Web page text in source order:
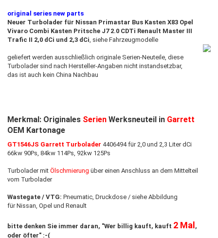
original series new parts​
Neuer Turbolader für Nissan Primastar Bus Kasten X83 Opel
Vivaro Combi Kasten Pritsche J7 2.0 CDTi Renault Master III
Trafic II 2,0 dCi und 2,3 dCi , siehe Fahrzeugmodelle
geliefert werden ausschließlich originale Serien-Neuteile, diese
Turbolader sind nach Hersteller-Angaben nicht instandsetzbar,
das ist auch ​kein China Nachbau
Merkmal: Originales Serien Werksneuteil in Garrett
OEM Kartonage
GT1546JS Garrett Turbolader 4406494 für 2,0 und 2,3 Liter dCi
66kw 90Ps, 84kw 114Ps, 92kw 125Ps
Turbolader mit Ölschmierung über einen Anschluss an dem Mittelteil
vom Turbolader
Wastegate / VTG: Pneumatic, Druckdose / siehe Abbildung
für Nissan, Opel und Renault
bitte denken Sie immer daran, "Wer billig kauft, kauft 2 Mal,
oder öfter" :-(